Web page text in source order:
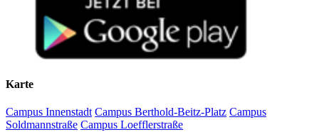
Karte
Campus Innenstadt Campus Berthold-Beitz-Platz Campus
Soldmannstraße Campus Loefflerstraße